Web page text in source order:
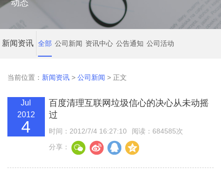
动态
新闻资讯 全部 公司新闻 资讯中心 公告通知 公司活动
当前位置： 新闻资讯 >公司新闻 > 正文
Jul
2012
4
百度清理互联网垃圾信心的决心从未动摇
过
时间：2012/7/4 16:27:10
阅读：684585次
分享：